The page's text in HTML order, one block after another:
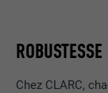
Chez CLARC,